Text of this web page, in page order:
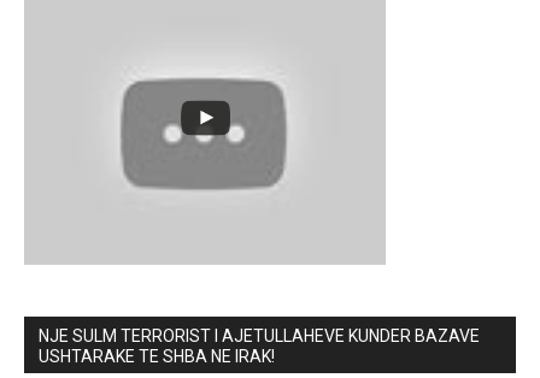
NJE SULM TERRORIST I AJETULLAHEVE KUNDER BAZAVE
USHTARAKE TE SHBA NE IRAK!